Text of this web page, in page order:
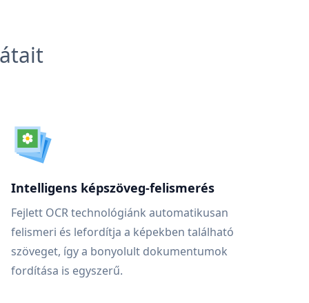
Intelligens képszöveg-felismerés
Fejlett OCR technológiánk automatikusan
felismeri és lefordítja a képekben található
szöveget, így a bonyolult dokumentumok
fordítása is egyszerű.